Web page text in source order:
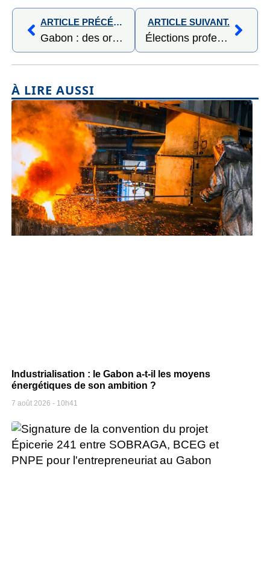
ARTICLE PRÉCÉDENT,
‎‎Gabon : des ordinateurs pour transformer l’engagement des jeunes‎
ARTICLE SUIVANT.
Élections professionnelles au Gabon : la FED-IRFAA réclame plus de transparence dans les résultats
À LIRE AUSSI
Industrialisation : le Gabon a-t-il les moyens
énergétiques de son ambition ?
7 août 2026 10h41